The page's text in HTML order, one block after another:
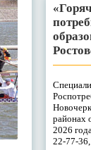
районах
2026
22-77-